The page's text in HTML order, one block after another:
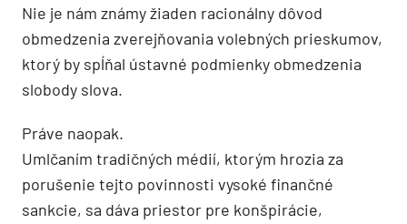
Nie je nám známy žiaden racionálny dôvod
obmedzenia zverejňovania volebných prieskumov,
ktorý by spĺňal ústavné podmienky obmedzenia
slobody slova.
Práve naopak.
Umlčaním tradičných médií, ktorým hrozia za
porušenie tejto povinnosti vysoké finančné
sankcie, sa dáva priestor pre konšpirácie,